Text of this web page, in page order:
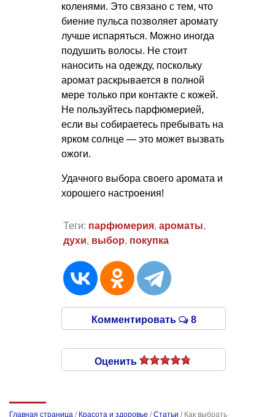
коленями. Это связано с тем, что
биение пульса позволяет аромату
лучше испаряться. Можно иногда
подушить волосы. Не стоит
наносить на одежду, поскольку
аромат раскрывается в полной
мере только при контакте с кожей.
Не пользуйтесь парфюмерией,
если вы собираетесь пребывать на
ярком солнце — это может вызвать
ожоги.
Удачного выбора своего аромата и
хорошего настроения!
Теги: парфюмерия, ароматы,
духи, выбор, покупка
Комментировать 8
Оценить
Главная страница / Красота и здоровье /Статьи / Как выбрать